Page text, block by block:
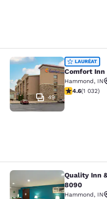
Comfort Inn
49
LAURÉAT
Comfort Inn
Hammond, IN
4.56 étoiles.
4.6(1 032)
Quality Inn &
Quality Inn
8090
Hammond, IN